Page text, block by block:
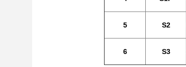
5 S2
6 S3